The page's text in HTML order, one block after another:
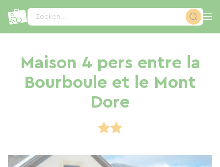
Zoeken...
Maison 4 pers entre la
Bourboule et le Mont
Dore
Cookies beheer paneel